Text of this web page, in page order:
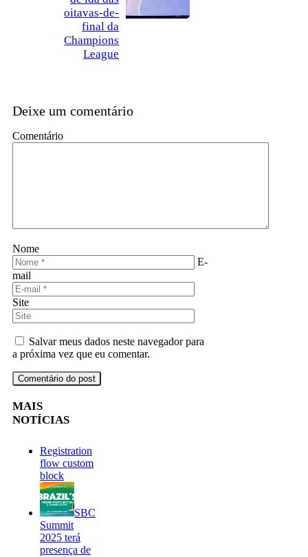
oitavas-de-
final da
Champions
League
Deixe um comentário
Comentário
Nome
E-
mail
Site
Salvar meus dados neste navegador para
a próxima vez que eu comentar.
MAIS
NOTÍCIAS
Registration
flow custom
block
SBC
Summit
2025 terá
presença de